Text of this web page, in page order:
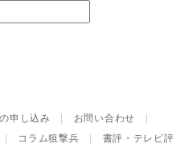
申し込み お問い合わせ
コラム狙撃兵 書評・テレビ評